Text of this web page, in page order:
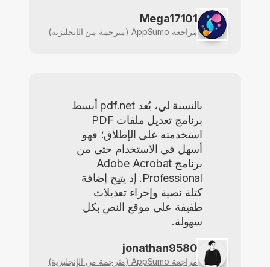
Mega17101
مراجعة AppSumo (مترجمة من الإنجليزية)
بالنسبة لي، يُعد pdf.net أبسط
برنامج تعديل ملفات PDF
استخدمته على الإطلاق؛ فهو
أسهل في الاستخدام حتى من
برنامج Adobe Acrobat
Professional. إذ يتيح إضافة
كتلة نصية وإجراء تعديلات
طفيفة على موقع النص بكل
سهولة.
jonathan9580
مراجعة AppSumo (مترجمة من الإنجليزية)